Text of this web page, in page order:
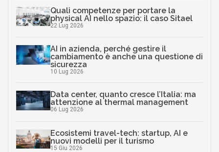
Quali competenze per portare la
physical AI nello spazio: il caso Sitael
22 Lug 2026
AI in azienda, perché gestire il
cambiamento è anche una questione di
sicurezza
10 Lug 2026
Data center, quanto cresce l’Italia: ma
attenzione al thermal management
06 Lug 2026
Ecosistemi travel-tech: startup, AI e
nuovi modelli per il turismo
15 Giu 2026